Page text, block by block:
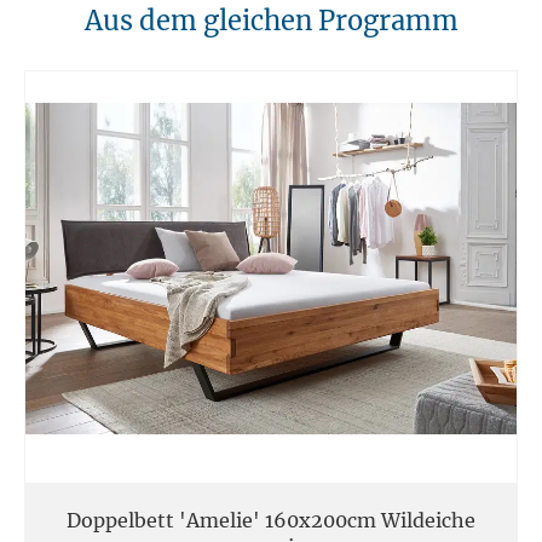
10. Brandschutz
11. Entsorgung
Am Ende der Nutzungsdauer sollten Möbel fachgerecht entsorgt
werden. Massivholz kann über den Sperrmüll oder an speziellen
Sammelstellen abgegeben werden. Die örtlichen
Entsorgungsvorschriften sind zu beachten.
12. Einsatzort
Unsere Massivmöbel sind so konzipiert das Sie für den privaten
Gebrauch in Haushalten geeignet sind. Diese Möbel sind nicht für
kommerziellen Gebrauch geeignet.
Unsere Massivholzmöbel sind nicht für den Außenbereich geeignet.
Aus dem gleichen Programm
Doppelbett 'Amelie' 160x200cm Wildeiche